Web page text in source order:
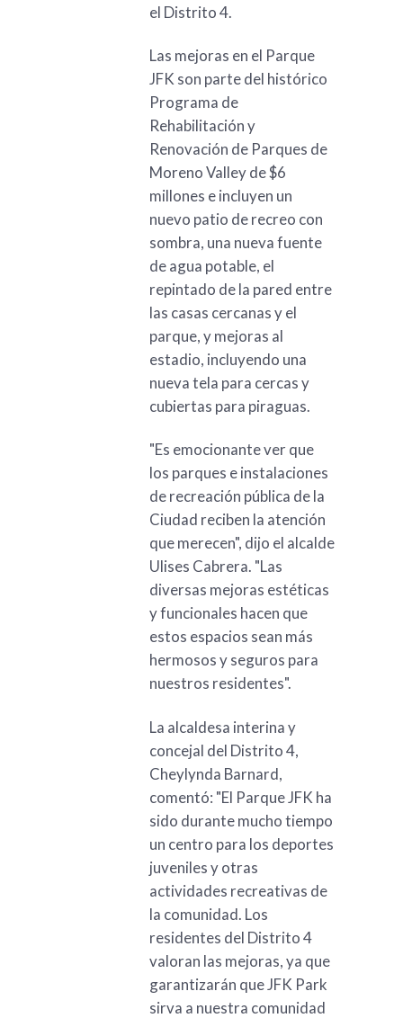
el Distrito 4.
Las mejoras en el Parque
JFK son parte del histórico
Programa de
Rehabilitación y
Renovación de Parques de
Moreno Valley de $6
millones e incluyen un
nuevo patio de recreo con
sombra, una nueva fuente
de agua potable, el
repintado de la pared entre
las casas cercanas y el
parque, y mejoras al
estadio, incluyendo una
nueva tela para cercas y
cubiertas para piraguas.
"Es emocionante ver que
los parques e instalaciones
de recreación pública de la
Ciudad reciben la atención
que merecen", dijo el alcalde
Ulises Cabrera. "Las
diversas mejoras estéticas
y funcionales hacen que
estos espacios sean más
hermosos y seguros para
nuestros residentes".
La alcaldesa interina y
concejal del Distrito 4,
Cheylynda Barnard,
comentó: "El Parque JFK ha
sido durante mucho tiempo
un centro para los deportes
juveniles y otras
actividades recreativas de
la comunidad. Los
residentes del Distrito 4
valoran las mejoras, ya que
garantizarán que JFK Park
sirva a nuestra comunidad